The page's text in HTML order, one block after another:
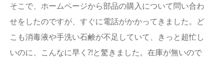
そこで、ホームページから部品の購入について問い合わ
せをしたのですが、すぐに電話がかかってきました。ど
こも消毒液や手洗い石鹸が不足していて、きっと超忙し
いのに、こんなに早く?!と驚きました。在庫が無いので